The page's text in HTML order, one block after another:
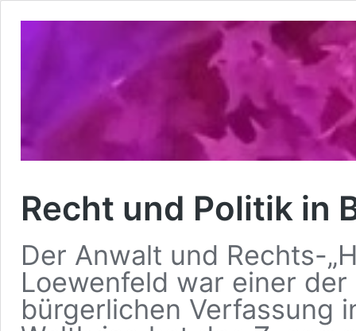
Recht und Politik in
Der Anwalt und Rechts-
Loewenfeld war einer
bürgerlichen Verfassung